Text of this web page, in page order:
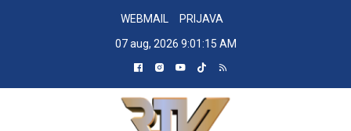
WEBMAIL
PRIJAVA
07 aug, 2026 9:01:16 AM